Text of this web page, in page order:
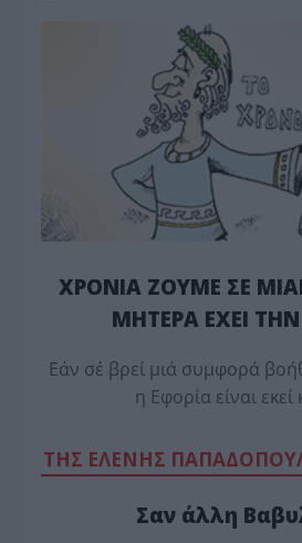
ΧΡΟΝΙΑ ΖΟΥΜΕ ΣΕ
ΜΗΤΕΡΑ ΕΧΕΙ
Εάν σέ βρεί μιά συμφορά
η Εφορία είναι εκεί
TΗΣ ΕΛΕΝΗΣ
Σαν άλλη